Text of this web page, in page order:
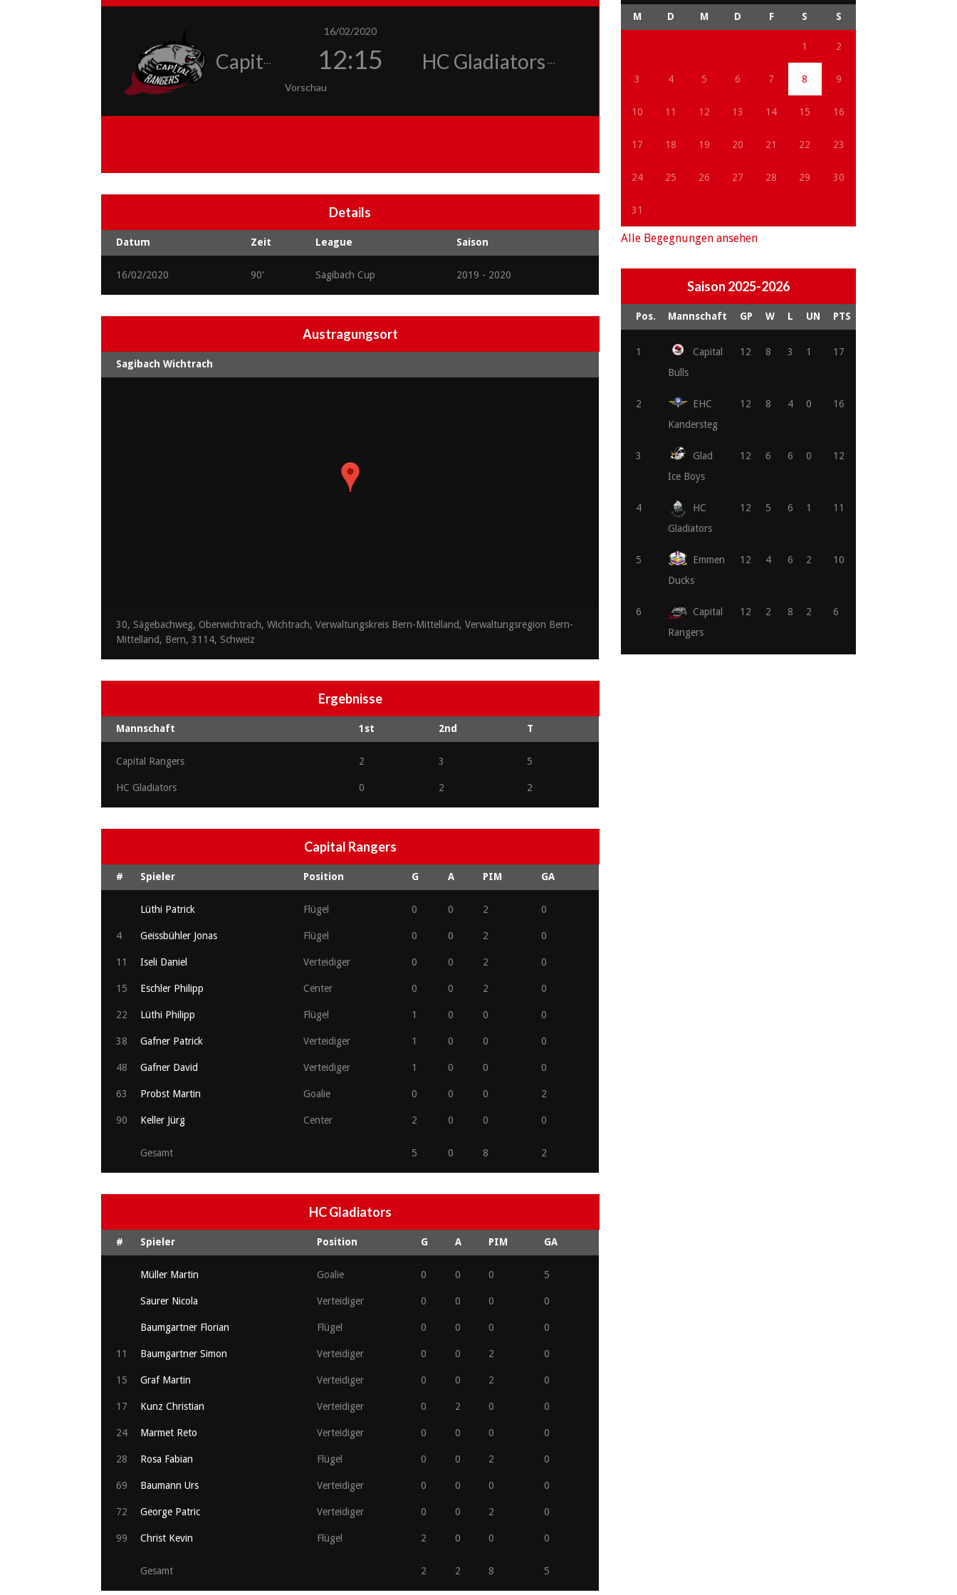
Capital Rangers HC Gladiators
16/02/2020
12:15
Vorschau
Details
Datum Zeit League Saison
16/02/2020 90' Sagibach Cup 2019 - 2020
Austragungsort
Sagibach Wichtrach
30, Sägebachweg, Oberwichtrach, Wichtrach, Verwaltungskreis Bern-Mittelland, Verwaltungsregion Bern-
Mittelland, Bern, 3114, Schweiz
Ergebnisse
Mannschaft 1st 2nd T
Capital Rangers 2 3 5
HC Gladiators 0 2 2
Capital Rangers
# Spieler Position G A PIM GA
Lüthi Patrick Flügel 0 0 2 0
4 Geissbühler Jonas Flügel 0 0 2 0
11 Iseli Daniel Verteidiger 0 0 2 0
15 Eschler Philipp Center 0 0 2 0
22 Lüthi Philipp Flügel 1 0 0 0
38 Gafner Patrick Verteidiger 1 0 0 0
48 Gafner David Verteidiger 1 0 0 0
63 Probst Martin Goalie 0 0 0 2
90 Keller Jürg Center 2 0 0 0
Gesamt 5 0 8 2
HC Gladiators
# Spieler Position G A PIM GA
Müller Martin Goalie 0 0 0 5
Saurer Nicola Verteidiger 0 0 0 0
Baumgartner Florian Flügel 0 0 0 0
11 Baumgartner Simon Verteidiger 0 0 2 0
15 Graf Martin Verteidiger 0 0 2 0
17 Kunz Christian Verteidiger 0 2 0 0
24 Marmet Reto Verteidiger 0 0 0 0
28 Rosa Fabian Flügel 0 0 2 0
69 Baumann Urs Verteidiger 0 0 0 0
72 George Patric Verteidiger 0 0 2 0
99 Christ Kevin Flügel 2 0 0 0
Gesamt 2 2 8 5
M D M D F S S
1 2
3 4 5 6 7 8 9
10 11 12 13 14 15 16
17 18 19 20 21 22 23
24 25 26 27 28 29 30
31
Alle Begegnungen ansehen
Saison 2025-2026
Pos. Mannschaft GP W L UN PTS
1
Capital
Bulls
12 8 3 1 17
2
EHC
Kandersteg
12 8 4 0 16
3
Glad
Ice Boys
12 6 6 0 12
4
HC
Gladiators
12 5 6 1 11
5
Emmen
Ducks
12 4 6 2 10
6
Capital
Rangers
12 2 8 2 6